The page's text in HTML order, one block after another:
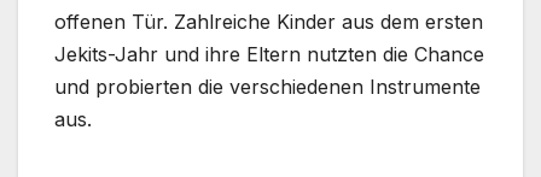
offenen Tür. Zahlreiche Kinder aus dem ersten
Jekits-Jahr und ihre Eltern nutzten die Chance
und probierten die verschiedenen Instrumente
aus.